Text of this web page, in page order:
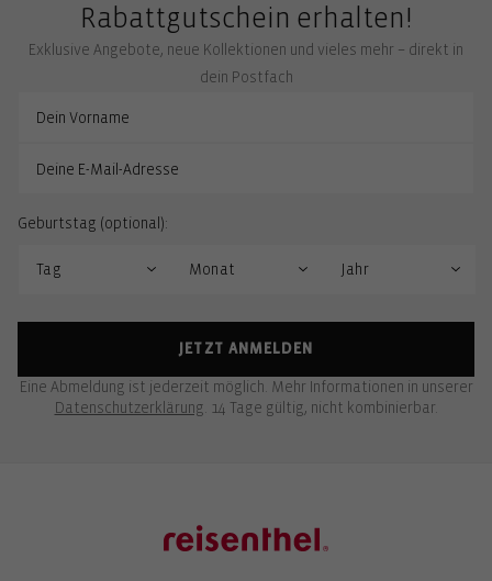
Rabattgutschein erhalten!
Exklusive Angebote, neue Kollektionen und vieles mehr – direkt in
dein Postfach
Geburtstag (optional):
JETZT ANMELDEN
Eine Abmeldung ist jederzeit möglich. Mehr Informationen in unserer
Datenschutzerklärung . 14 Tage gültig, nicht kombinierbar.